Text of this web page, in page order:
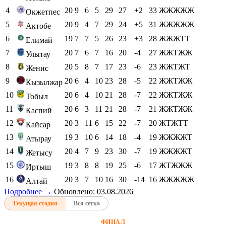
4
Окжетпес 20 9 6 5 29 27 +2 33 ЖЖЖЖЖ
5
Актобе 20 9 4 7 29 24 +5 31 ЖЖЖЖЖ
6
Елимай 19 7 7 5 26 23 +3 28 ЖЖЖТТ
7
Улытау 20 7 6 7 16 20 -4 27 ЖЖТЖЖ
8
Женис 20 5 8 7 17 23 -6 23 ЖЖТЖТ
9
Кызылжар 20 6 4 10 23 28 -5 22 ЖЖТЖЖ
10
Тобыл 20 6 4 10 21 28 -7 22 ЖЖТЖЖ
11
Каспий 20 6 3 11 21 28 -7 21 ЖЖТЖЖ
12
Кайсар 20 3 11 6 15 22 -7 20 ЖТЖТТ
13
Атырау 19 3 10 6 14 18 -4 19 ЖЖЖЖТ
14
Жетысу 20 4 7 9 23 30 -7 19 ЖЖЖЖТ
15
Иртыш 19 3 8 8 19 25 -6 17 ЖТЖЖЖ
16
Алтай 20 3 7 10 16 30 -14 16 ЖЖЖЖЖ
Подробнее → Обновлено: 03.08.2026
Текущая стадия Вся сетка
ФИНАЛ